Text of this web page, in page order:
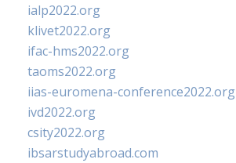
ialp2022.org
klivet2022.org
ifac-hms2022.org
taoms2022.org
iias-euromena-conference2022.org
ivd2022.org
csity2022.org
ibsarstudyabroad.com